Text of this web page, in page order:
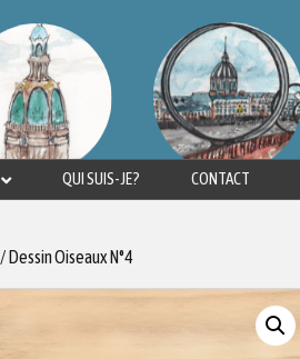
QUI SUIS-JE? CONTACT
/ Dessin Oiseaux N°4